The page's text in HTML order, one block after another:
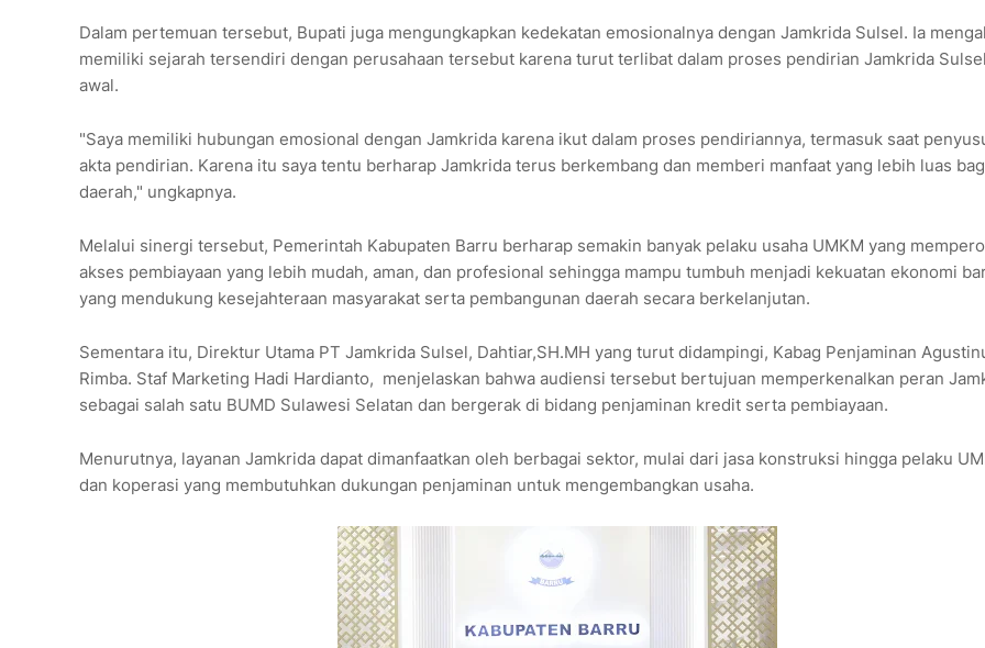
Dalam pertemuan tersebut, Bupati juga mengungkapkan kedekatan emosionalnya dengan Jamkrida Sulsel. Ia
memiliki sejarah tersendiri dengan perusahaan tersebut karena turut terlibat dalam proses pendirian Jamkrida
awal.
"Saya memiliki hubungan emosional dengan Jamkrida karena ikut dalam proses pendiriannya, termasuk saat
akta pendirian. Karena itu saya tentu berharap Jamkrida terus berkembang dan memberi manfaat yang lebih luas
daerah," ungkapnya.
Melalui sinergi tersebut, Pemerintah Kabupaten Barru berharap semakin banyak pelaku usaha UMKM yang
akses pembiayaan yang lebih mudah, aman, dan profesional sehingga mampu tumbuh menjadi kekuatan ekonomi
yang mendukung kesejahteraan masyarakat serta pembangunan daerah secara berkelanjutan.
Sementara itu, Direktur Utama PT Jamkrida Sulsel, Dahtiar,SH.MH yang turut didampingi, Kabag Penjaminan
Rimba. Staf Marketing Hadi Hardianto, menjelaskan bahwa audiensi tersebut bertujuan memperkenalkan peran
sebagai salah satu BUMD Sulawesi Selatan dan bergerak di bidang penjaminan kredit serta pembiayaan.
Menurutnya, layanan Jamkrida dapat dimanfaatkan oleh berbagai sektor, mulai dari jasa konstruksi hingga pelaku
dan koperasi yang membutuhkan dukungan penjaminan untuk mengembangkan usaha.